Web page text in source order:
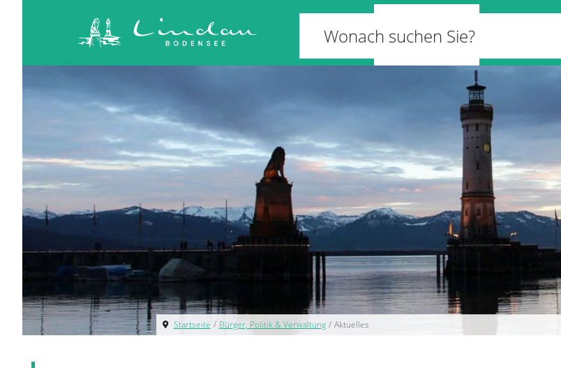
Unsere
Stadt
Bürger, Politik &
Verwaltung
Startseite / Bürger, Politik & Verwaltung / Aktuelles